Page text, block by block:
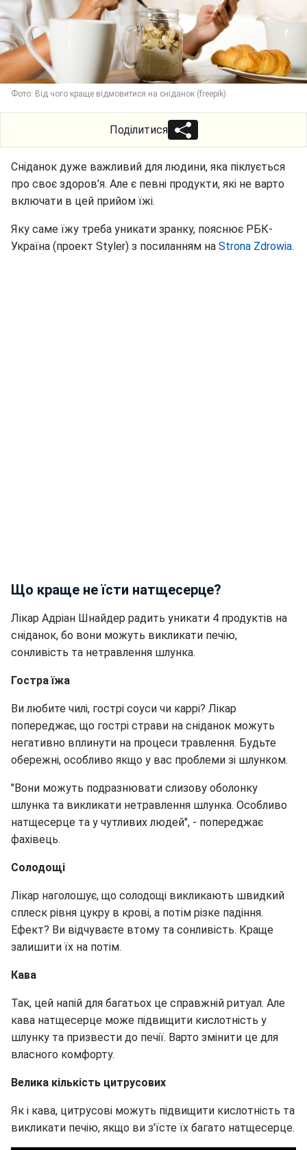
Фото: Від чого краще відмовитися на сніданок (freepik)
Поділитися
Сніданок дуже важливий для людини, яка піклується
про своє здоров'я. Але є певні продукти, які не варто
включати в цей прийом їжі.
Яку саме їжу треба уникати зранку, пояснює РБК-
Україна (проект Styler) з посиланням на Strona Zdrowia.
Що краще не їсти натщесерце?
Лікар Адріан Шнайдер радить уникати 4 продуктів на
сніданок, бо вони можуть викликати печію,
сонливість та нетравлення шлунка.
Гостра їжа
Ви любите чилі, гострі соуси чи каррі? Лікар
попереджає, що гострі страви на сніданок можуть
негативно вплинути на процеси травлення. Будьте
обережні, особливо якщо у вас проблеми зі шлунком.
"Вони можуть подразнювати слизову оболонку
шлунка та викликати нетравлення шлунка. Особливо
натщесерце та у чутливих людей", - попереджає
фахівець.
Солодощі
Лікар наголошує, що солодощі викликають швидкий
сплеск рівня цукру в крові, а потім різке падіння.
Ефект? Ви відчуваєте втому та сонливість. Краще
залишити їх на потім.
Кава
Так, цей напій для багатьох це справжній ритуал. Але
кава натщесерце може підвищити кислотність у
шлунку та призвести до печії. Варто змінити це для
власного комфорту.
Велика кількість цитрусових
Як і кава, цитрусові можуть підвищити кислотність та
викликати печію, якщо ви з'їсте їх багато натщесерце.